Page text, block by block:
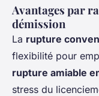
Avantages par
démission
La rupture
flexibilité pour
rupture amiable
stress du